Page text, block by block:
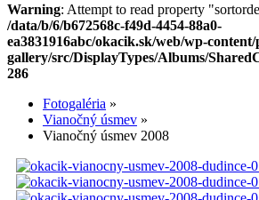
Warning: Attempt to read property
/data/b/6/b672568c-f49d-4454-88a0-
ea3831916abc/okacik.sk/web/wp-
gallery/src/DisplayTypes/Albums/
286
Fotogaléria »
Vianočný úsmev »
Vianočný úsmev 2008